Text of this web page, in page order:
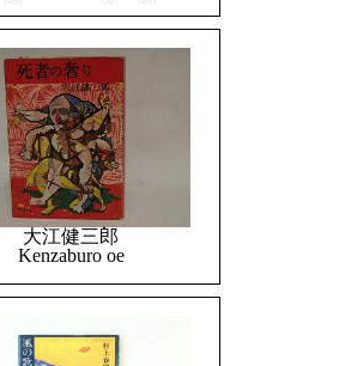
大江健三郎
Kenzaburo oe